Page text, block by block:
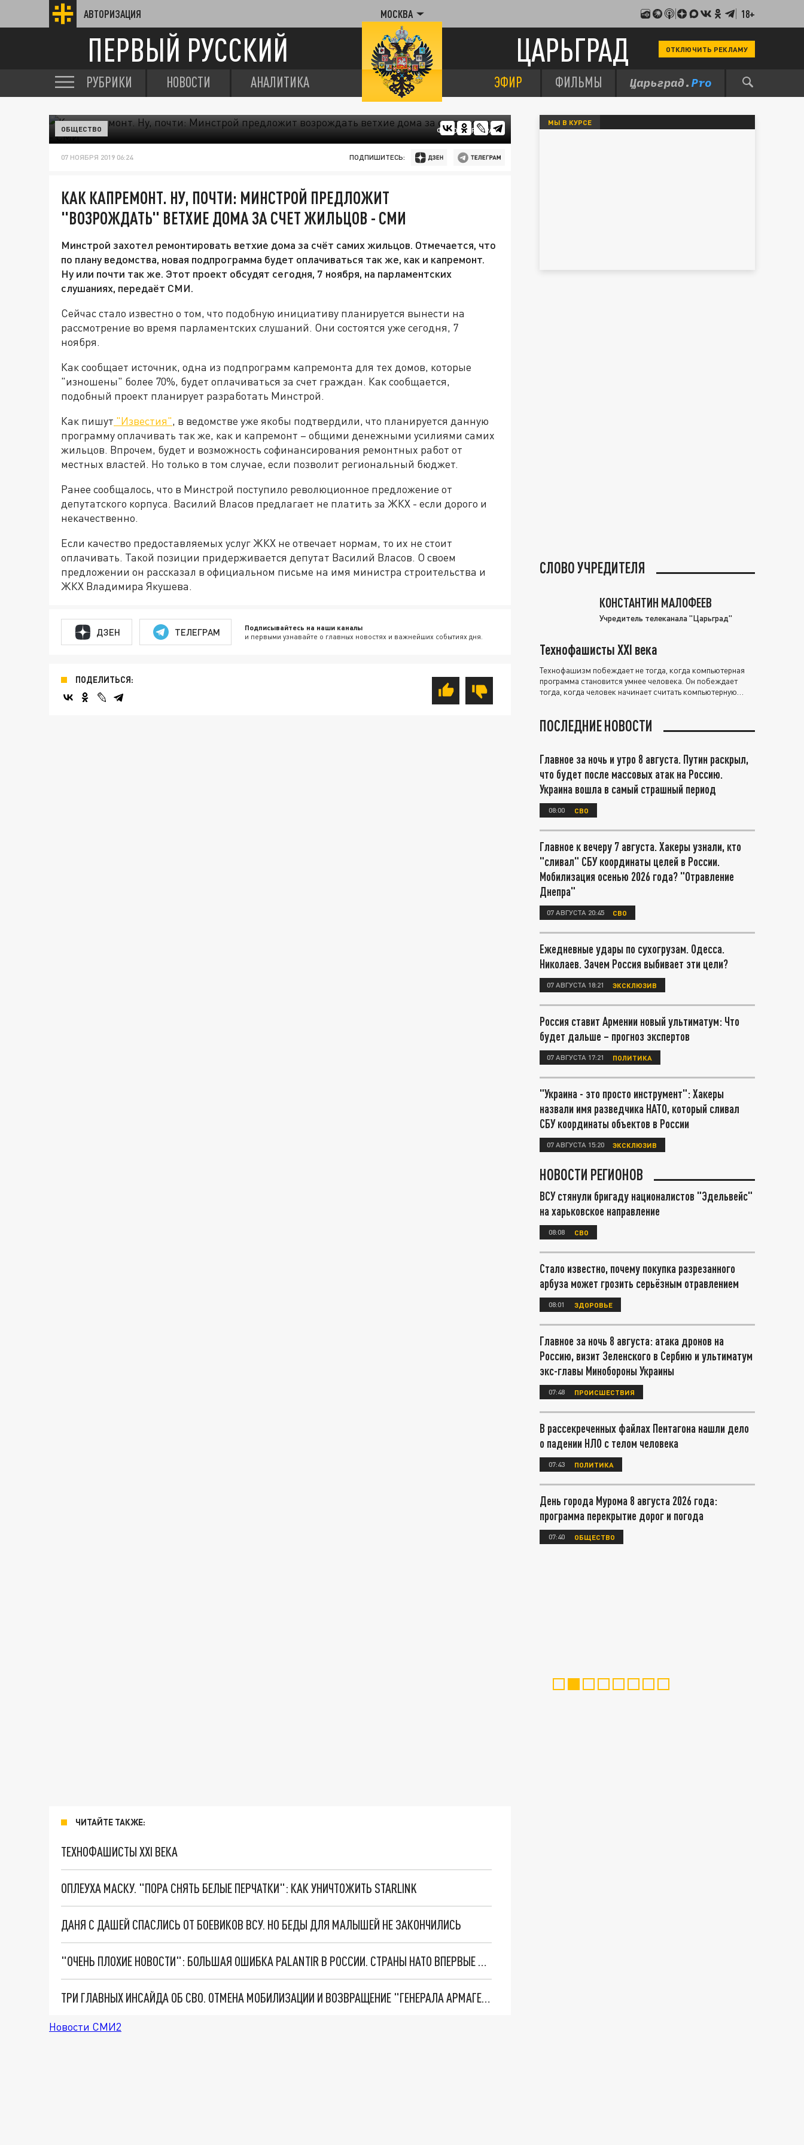
АВТОРИЗАЦИЯ МОСКВА 18+
ПЕРВЫЙ РУССКИЙ ЦАРЬГРАД ОТКЛЮЧИТЬ РЕКЛАМУ
РУБРИКИ НОВОСТИ АНАЛИТИКА ЭФИР ФИЛЬМЫ
ФОТО: ЦАРЬГРАД
ОБЩЕСТВО
07 НОЯБРЯ 2019 06:24 ПОДПИШИТЕСЬ:
КАК КАПРЕМОНТ. НУ, ПОЧТИ: МИНСТРОЙ ПРЕДЛОЖИТ
"ВОЗРОЖДАТЬ" ВЕТХИЕ ДОМА ЗА СЧЕТ ЖИЛЬЦОВ - СМИ
Минстрой захотел ремонтировать ветхие дома за счёт самих жильцов. Отмечается, что
по плану ведомства, новая подпрограмма будет оплачиваться так же, как и капремонт.
Ну или почти так же. Этот проект обсудят сегодня, 7 ноября, на парламентских
слушаниях, передаёт СМИ.
Сейчас стало известно о том, что подобную инициативу планируется вынести на
рассмотрение во время парламентских слушаний. Они состоятся уже сегодня, 7
ноября.
Как сообщает источник, одна из подпрограмм капремонта для тех домов, которые
"изношены" более 70%, будет оплачиваться за счет граждан. Как сообщается,
подобный проект планирует разработать Минстрой.
Как пишут "Известия", в ведомстве уже якобы подтвердили, что планируется данную
программу оплачивать так же, как и капремонт – общими денежными усилиями самих
жильцов. Впрочем, будет и возможность софинансирования ремонтных работ от
местных властей. Но только в том случае, если позволит региональный бюджет.
Ранее сообщалось, что в Минстрой поступило революционное предложение от
депутатского корпуса. Василий Власов предлагает не платить за ЖКХ - если дорого и
некачественно.
Если качество предоставляемых услуг ЖКХ не отвечает нормам, то их не стоит
оплачивать. Такой позиции придерживается депутат Василий Власов. О своем
предложении он рассказал в официальном письме на имя министра строительства и
ЖКХ Владимира Якушева.
ДЗЕН ТЕЛЕГРАМ Подписывайтесь на наши каналы
и первыми узнавайте о главных новостях и важнейших событиях дня.
ПОДЕЛИТЬСЯ:
ЧИТАЙТЕ ТАКЖЕ:
ТЕХНОФАШИСТЫ XXI ВЕКА
ОПЛЕУХА МАСКУ. "ПОРА СНЯТЬ БЕЛЫЕ ПЕРЧАТКИ": КАК УНИЧТОЖИТЬ STARLINK
ДАНЯ С ДАШЕЙ СПАСЛИСЬ ОТ БОЕВИКОВ ВСУ. НО БЕДЫ ДЛЯ МАЛЫШЕЙ НЕ ЗАКОНЧИЛИСЬ
"ОЧЕНЬ ПЛОХИЕ НОВОСТИ": БОЛЬШАЯ ОШИБКА PALANTIR В РОССИИ. СТРАНЫ НАТО ВПЕРВЫЕ ЗА СВО ОСТАНОВИЛИ ПОСТАВКИ ОРУЖИЯ. ВСУ ТЕРЯЮТ ПРИГРАНИЧЬЕ?
ТРИ ГЛАВНЫХ ИНСАЙДА ОБ СВО. ОТМЕНА МОБИЛИЗАЦИИ И ВОЗВРАЩЕНИЕ "ГЕНЕРАЛА АРМАГЕДДОНА"? ОТЛИЧНЫЕ НОВОСТИ, КОТОРЫЕ ЖДАЛИ ВСЕ
Новости СМИ2
МЫ В КУРСЕ
СЛОВО УЧРЕДИТЕЛЯ
КОНСТАНТИН МАЛОФЕЕВ
Учредитель телеканала "Царьград"
Технофашисты XXI века
Технофашизм побеждает не тогда, когда компьютерная
программа становится умнее человека. Он побеждает
тогда, когда человек начинает считать компьютерную
ПОСЛЕДНИЕ НОВОСТИ
Главное за ночь и утро 8 августа. Путин раскрыл,
что будет после массовых атак на Россию.
Украина вошла в самый страшный период
08:00 СВО
Главное к вечеру 7 августа. Хакеры узнали, кто
"сливал" СБУ координаты целей в России.
Мобилизация осенью 2026 года? "Отравление
Днепра"
07 АВГУСТА 20:45 СВО
Ежедневные удары по сухогрузам. Одесса.
Николаев. Зачем Россия выбивает эти цели?
07 АВГУСТА 18:21 ЭКСКЛЮЗИВ
Россия ставит Армении новый ультиматум: Что
будет дальше – прогноз экспертов
07 АВГУСТА 17:21 ПОЛИТИКА
"Украина - это просто инструмент": Хакеры
назвали имя разведчика НАТО, который сливал
СБУ координаты объектов в России
07 АВГУСТА 15:20 ЭКСКЛЮЗИВ
НОВОСТИ РЕГИОНОВ
ВСУ стянули бригаду националистов "Эдельвейс"
на харьковское направление
08:08 СВО
Стало известно, почему покупка разрезанного
арбуза может грозить серьёзным отравлением
08:01 ЗДОРОВЬЕ
Главное за ночь 8 августа: атака дронов на
Россию, визит Зеленского в Сербию и ультиматум
экс-главы Минобороны Украины
07:48 ПРОИСШЕСТВИЯ
В рассекреченных файлах Пентагона нашли дело
о падении НЛО с телом человека
07:43 ПОЛИТИКА
День города Мурома 8 августа 2026 года:
программа перекрытие дорог и погода
07:40 ОБЩЕСТВО